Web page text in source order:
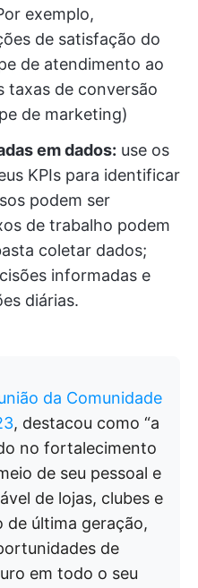
exemplo,
de satisfação do
de atendimento ao
taxas de conversão
de marketing)
em dados: use os
KPIs para identificar
podem ser
de trabalho podem
coletar dados;
informadas e
diárias.
da Comunidade
, destacou como “a
no fortalecimento
de seu pessoal e
de lojas, clubes e
última geração,
de
em todo o seu